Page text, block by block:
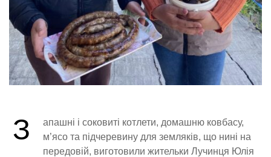
З
апашні і соковиті котлети, домашню ковбасу,
м’ясо та підчеревину для земляків, що нині на
передовій, виготовили жительки Лучинця Юлія